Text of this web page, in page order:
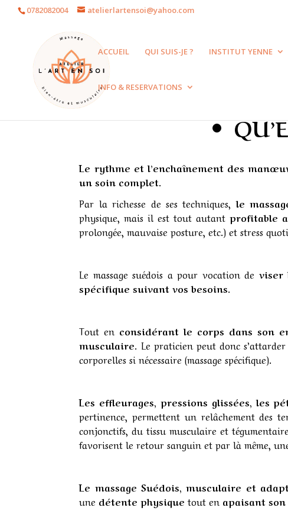
0782082004 atelierlartensoi@yahoo.com
ACCUEIL QUI SUIS-JE ? INSTITUT YENNE
INFO & RESERVATIONS
Le rythme et l’enchaînement des
un soin complet
Par la richesse de ses techniques,le
physique, mais il est tout autantprofitable
prolongée, mauvaise posture, etc.) et stress
Le massage suédois a pour vocation de viser
spécifique suivant vos besoins
Tout en considérant le corps dans son
musculaire . Le praticien peut donc
corporelles si nécessaire (massage spécifique).
Les effleurages, pressions glissées, les
pertinence, permettent un relâchement des
conjonctifs, du tissu musculaire et
favorisent le retour sanguin et par là même,
Le massage Suédois, musculaire et
une détente physiquetout en apaisant